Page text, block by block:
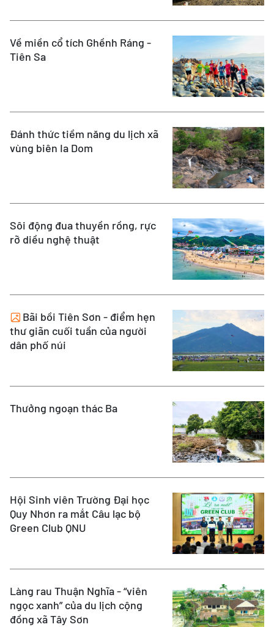
Về miền cổ tích Ghềnh Ráng -
Tiên Sa
Đánh thức tiềm năng du lịch xã
vùng biên Ia Dom
Sôi động đua thuyền rồng, rực
rỡ diều nghệ thuật
Bãi bồi Tiên Sơn - điểm hẹn
thư giãn cuối tuần của người
dân phố núi
Thưởng ngoạn thác Ba
Hội Sinh viên Trường Đại học
Quy Nhơn ra mắt Câu lạc bộ
Green Club QNU
Làng rau Thuận Nghĩa - “viên
ngọc xanh” của du lịch cộng
đồng xã Tây Sơn